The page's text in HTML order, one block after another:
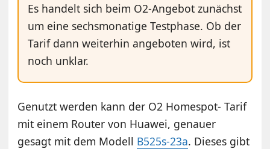
Es handelt sich beim O2-Angebot zunächst
um eine sechsmonatige Testphase. Ob der
Tarif dann weiterhin angeboten wird, ist
noch unklar.
Genutzt werden kann der O2 Homespot- Tarif
mit einem Router von Huawei, genauer
gesagt mit dem Modell B525s-23a. Dieses gibt